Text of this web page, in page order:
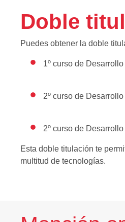
Doble
Puedes obtener la doble
1º curso de
2º curso de
2º curso de
Esta doble titulación te
multitud de tecnologías.